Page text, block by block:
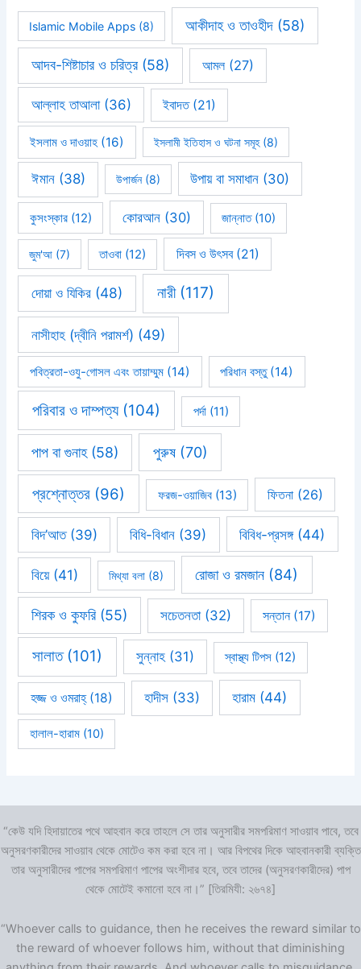
Islamic Mobile Apps (8) আকীদাহ ও তাওহীদ(58)
আদব-শিষ্টাচার ও চরিত্র(58) আমল(27)
আল্লাহ তাআলা(36) ইবাদত(21)
ইসলাম ও দাওয়াহ (16) ইসলামী ইতিহাস ও ঘটনা সমূহ(8)
ঈমান(38) উপার্জন(8) উপায় বা সমাধান (30)
কুসংস্কার(12) কোরআন (30) জান্নাত(10)
জুম'আ (7) তাওবা (12) দিবস ও উৎসব(21)
দোয়া ও যিকির (48) নারী(117)
নাসীহাহ (দ্বীনি পরামর্শ) (49)
পবিত্রতা-ওযু-গোসল এবং তায়াম্মুম (14) পরিধান বস্তু(14)
পরিবার ও দাম্পত্য(104) পর্দা(11)
পাপ বা গুনাহ(58) পুরুষ(70)
প্রশ্নোত্তর (96) ফরজ-ওয়াজিব(13) ফিতনা(26)
বিদ’আত(39) বিধি-বিধান (39) বিবিধ-প্রসঙ্গ(44)
বিয়ে(41) মিথ্যা বলা(8) রোজা ও রমজান (84)
শিরক ও কুফরি(55) সচেতনতা(32) সন্তান(17)
সালাত(101) সুন্নাহ (31) স্বাস্থ্য টিপস (12)
হজ্জ ও ওমরাহ্‌(18) হাদীস(33) হারাম (44)
হালাল-হারাম(10)
“কেউ যদি হিদায়াতের পথে আহবান করে তাহলে সে তার অনুসারীর সমপরিমাণ সাওয়াব পাবে, তবে
অনুসরণকারীদের সাওয়াব থেকে মোটেও কম করা হবে না। আর বিপথের দিকে আহবানকারী ব্যক্তি
তার অনুসারীদের পাপের সমপরিমাণ পাপের অংশীদার হবে, তবে তাদের (অনুসরণকারীদের) পাপ
থেকে মোটেই কমানো হবে না।” [তিরমিযী: ২৬৭৪]
“Whoever calls to guidance, then he receives the reward similar to
the reward of whoever follows him, without that diminishing